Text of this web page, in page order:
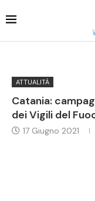
ATTUALITÀ
Catania:
dei Vigili del
17 Giugno 2021